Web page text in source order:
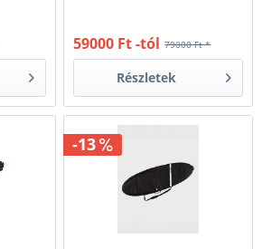
79000 Ft *
59000 Ft -tól
Részletek
-13